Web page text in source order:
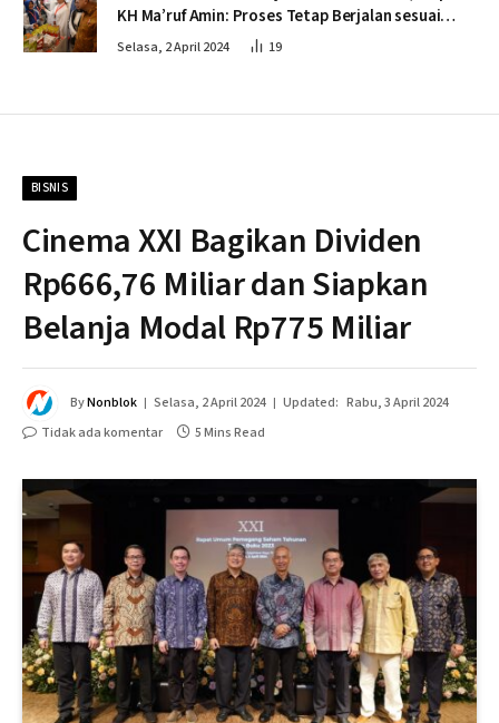
KH Ma’ruf Amin: Proses Tetap Berjalan sesuai
Penahapan
Selasa, 2 April 2024 19
BISNIS
Cinema XXI Bagikan Dividen
Rp666,76 Miliar dan Siapkan
Belanja Modal Rp775 Miliar
ByNonblok Selasa, 2 April 2024 Updated: Rabu, 3 April 2024
Tidak ada komentar
5 Mins Read